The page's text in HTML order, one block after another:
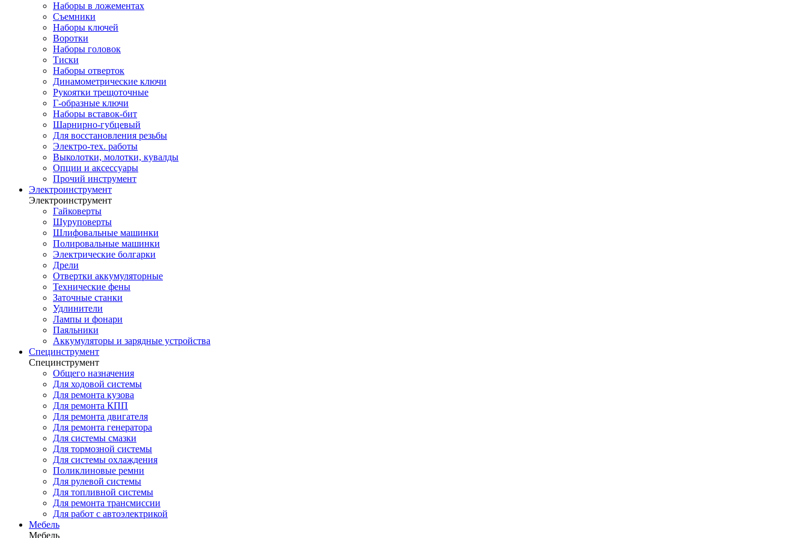
Наборы в ложементах
Съемники
Наборы ключей
Воротки
Наборы головок
Тиски
Наборы отверток
Динамометрические ключи
Рукоятки трещоточные
Г-образные ключи
Наборы вставок-бит
Шарнирно-губцевый
Для восстановления резьбы
Электро-тех. работы
Выколотки, молотки, кувалды
Опции и аксессуары
Прочий инструмент
Электроинструмент
Электроинструмент
Гайковерты
Шуруповерты
Шлифовальные машинки
Полировальные машинки
Электрические болгарки
Дрели
Отвертки аккумуляторные
Технические фены
Заточные станки
Удлинители
Лампы и фонари
Паяльники
Аккумуляторы и зарядные устройства
Специнструмент
Специнструмент
Общего назначения
Для ходовой системы
Для ремонта кузова
Для ремонта КПП
Для ремонта двигателя
Для ремонта генератора
Для системы смазки
Для тормозной системы
Для системы охлаждения
Поликлиновые ремни
Для рулевой системы
Для топливной системы
Для ремонта трансмиссии
Для работ с автоэлектрикой
Мебель
Мебель